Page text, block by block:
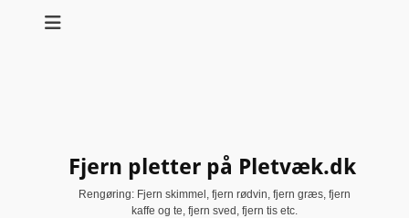
Fjern pletter på Pletvæk.dk
Rengøring: Fjern skimmel, fjern rødvin, fjern græs, fjern
kaffe og te, fjern sved, fjern tis etc.